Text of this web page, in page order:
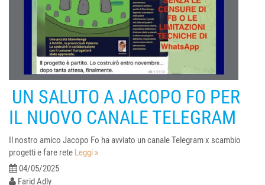
UN SALUTO A JACOPO FO PER
IL NUOVO CANALE TELEGRAM
Il nostro amico Jacopo Fo ha avviato un canale Telegram x scambio
progetti e fare rete Leggi »
04/05/2025
Farid Adly